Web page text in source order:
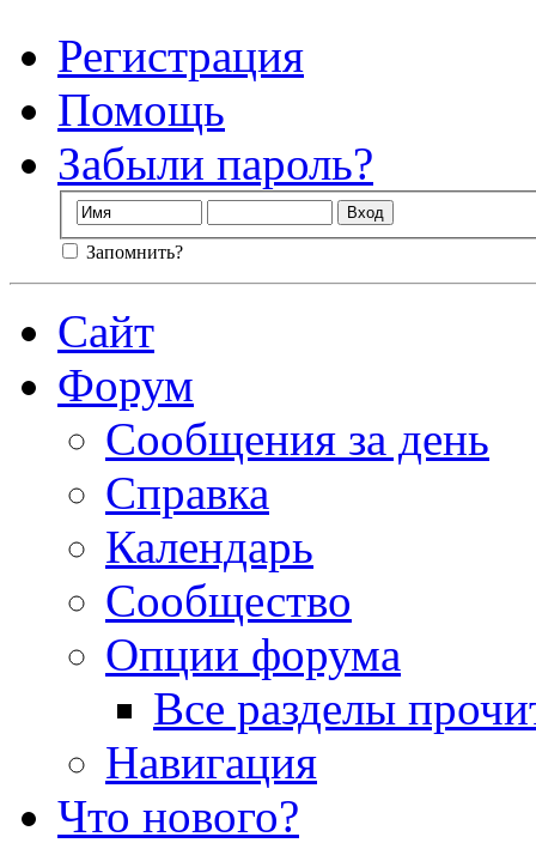
Регистрация
Помощь
Забыли пароль?
Запомнить?
Сайт
Форум
Сообщения за день
Справка
Календарь
Сообщество
Опции форума
Все разделы
Навигация
Что нового?